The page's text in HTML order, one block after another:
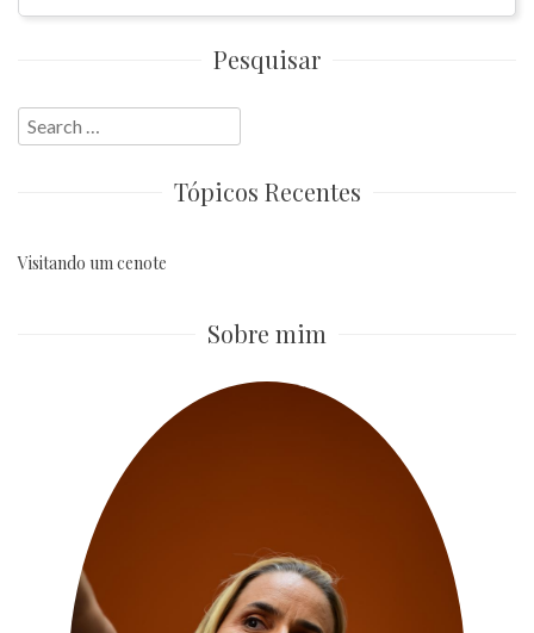
Pesquisar
Search
for:
Tópicos Recentes
Visitando um cenote
Sobre mim